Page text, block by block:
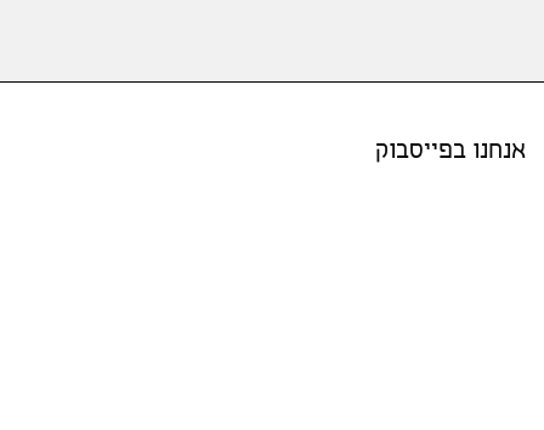
אנחנו בפייסבוק